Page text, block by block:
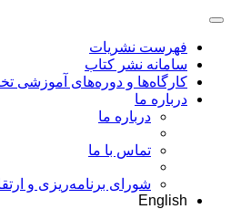
فهرست نشریات
سامانه نشر کتاب
کارگاه‌ها و دوره‌های آموزشی
درباره ما
درباره ما
تماس با ما
شورای برنامه‌ریزی و
English